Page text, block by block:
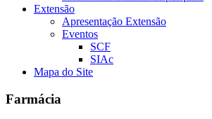
Extensão
Apresentação Extensão
Eventos
SCF
SIAc
Mapa do Site
Farmácia